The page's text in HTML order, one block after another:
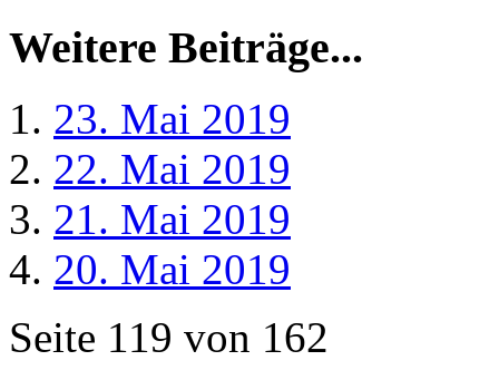
Weitere Beiträge...
23. Mai 2019
22. Mai 2019
21. Mai 2019
20. Mai 2019
Seite 119 von 162